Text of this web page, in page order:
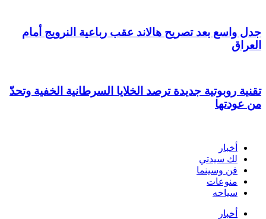
جدل واسع بعد تصريح هالاند عقب رباعية النرويج أمام
العراق
تقنية روبوتية جديدة ترصد الخلايا السرطانية الخفية وتحدّ
من عودتها
أخبار
لك سيدتي
فن وسينما
منوعات
سياحه
أخبار